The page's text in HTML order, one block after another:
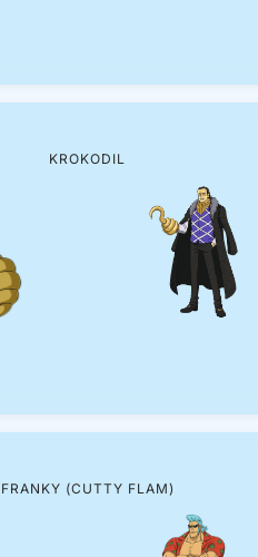
KROKODIL
FRANKY (CUTTY FLAM)